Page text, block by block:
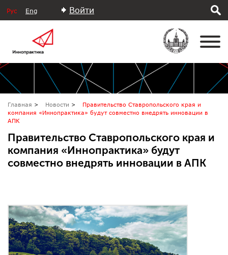
Рус Eng Войти
Главная Новости
Правительство Ставропольского края и
компания «Иннопрактика» будут совместно внедрять инновации в
АПК
Правительство Ставропольского края и
компания «Иннопрактика» будут
совместно внедрять инновации в АПК